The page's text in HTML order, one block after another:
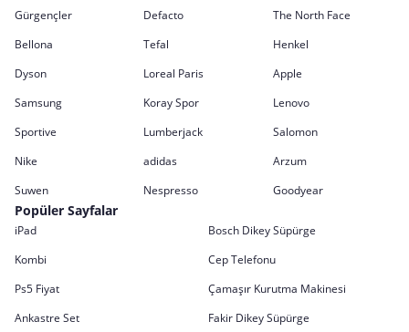
Gürgençler
Defacto
The North Face
Bellona
Tefal
Henkel
Dyson
Loreal Paris
Apple
Samsung
Koray Spor
Lenovo
Sportive
Lumberjack
Salomon
Nike
adidas
Arzum
Suwen
Nespresso Goodyear
Popüler Sayfalar
iPad
Bosch Dikey Süpürge
Kombi
Cep Telefonu
Ps5 Fiyat
Çamaşır Kurutma Makinesi
Ankastre Set
Fakir Dikey Süpürge